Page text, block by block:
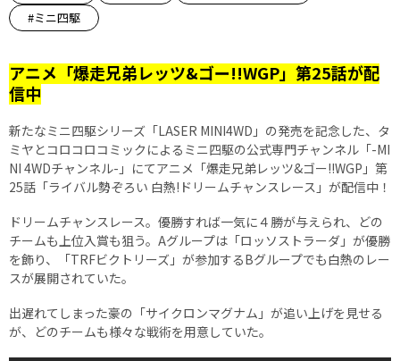
#ミニ四駆
アニメ「爆走兄弟レッツ&ゴー!!WGP」第25話が配
信中
新たなミニ四駆シリーズ「LASER MINI4WD」の発売を記念した、タ
ミヤとコロコロコミックによるミニ四駆の公式専門チャンネル「-MI
NI 4WDチャンネル-」にてアニメ「爆走兄弟レッツ&ゴー!!WGP」第
25話「ライバル勢ぞろい 白熱!ドリームチャンスレース」が配信中！
ドリームチャンスレース。優勝すれば一気に４勝が与えられ、どの
チームも上位入賞も狙う。Aグループは「ロッソストラーダ」が優勝
を飾り、「TRFビクトリーズ」が参加するBグループでも白熱のレー
スが展開されていた。
出遅れてしまった豪の「サイクロンマグナム」が追い上げを見せる
が、どのチームも様々な戦術を用意していた。